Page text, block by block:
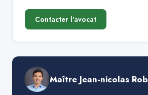
Contacter l'avocat
Maître Jean-nicolas